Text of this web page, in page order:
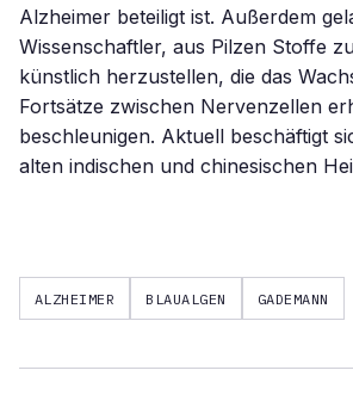
Alzheimer beteiligt ist. Außerdem
Wissenschaftler, aus Pilzen Stoffe
künstlich herzustellen, die das
Fortsätze zwischen Nervenzellen
beschleunigen. Aktuell beschäftigt
alten indischen und chinesischen
ALZHEIMER BLAUALGEN GADEMANN